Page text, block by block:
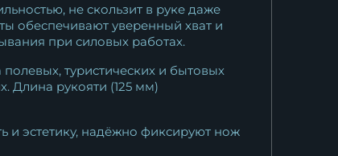
не скользит в руке даже
обеспечивают уверенный хват и
при силовых работах.
туристических и бытовых
Длина рукояти (125 мм)
и эстетику, надёжно фиксируют нож